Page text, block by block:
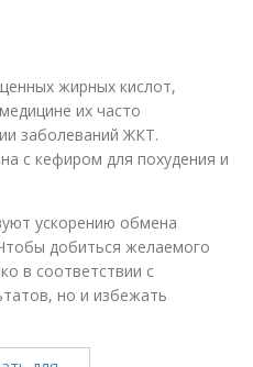
жирных кислот,
их часто
заболеваний ЖКТ.
с кефиром для похудения и
ускорению обмена
добиться желаемого
в соответствии с
но и избежать